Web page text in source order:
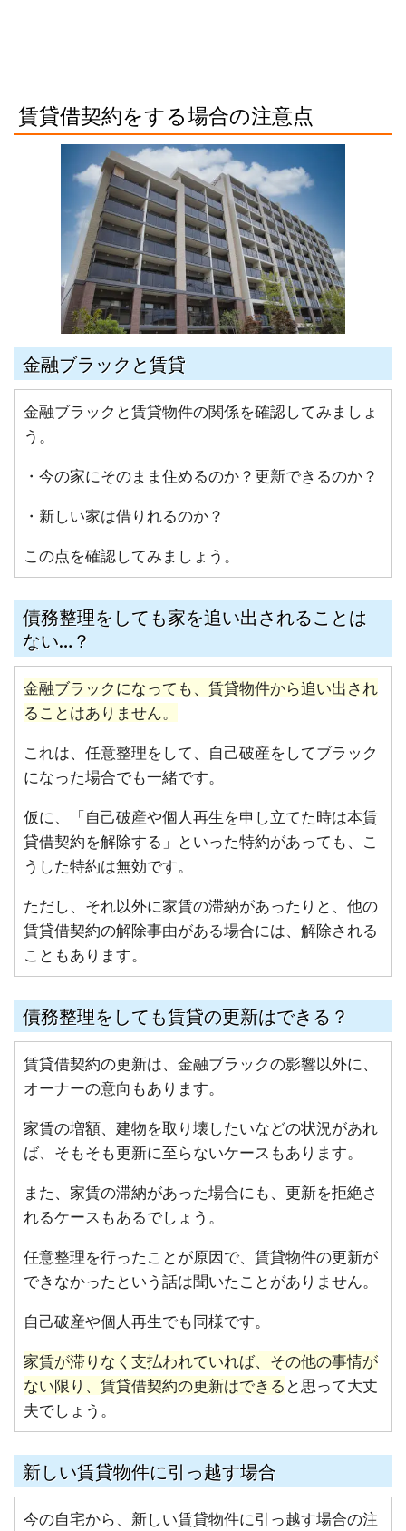
賃貸借契約をする場合の注意点
金融ブラックと賃貸
金融ブラックと賃貸物件の関係を確認してみましょ
う。
・今の家にそのまま住めるのか？更新できるのか？
・新しい家は借りれるのか？
この点を確認してみましょう。
債務整理をしても家を追い出されることは
ない…？
金融ブラックになっても、賃貸物件から追い出され
ることはありません。
これは、任意整理をして、自己破産をしてブラック
になった場合でも一緒です。
仮に、「自己破産や個人再生を申し立てた時は本賃
貸借契約を解除する」といった特約があっても、こ
うした特約は無効です。
ただし、それ以外に家賃の滞納があったりと、他の
賃貸借契約の解除事由がある場合には、解除される
こともあります。
債務整理をしても賃貸の更新はできる？
賃貸借契約の更新は、金融ブラックの影響以外に、
オーナーの意向もあります。
家賃の増額、建物を取り壊したいなどの状況があれ
ば、そもそも更新に至らないケースもあります。
また、家賃の滞納があった場合にも、更新を拒絶さ
れるケースもあるでしょう。
任意整理を行ったことが原因で、賃貸物件の更新が
できなかったという話は聞いたことがありません。
自己破産や個人再生でも同様です。
家賃が滞りなく支払われていれば、その他の事情が
ない限り、賃貸借契約の更新はできる と思って大丈
夫でしょう。
新しい賃貸物件に引っ越す場合
今の自宅から、新しい賃貸物件に引っ越す場合の注